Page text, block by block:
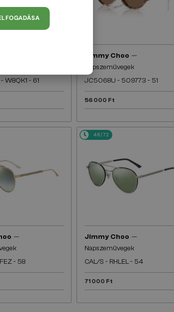
W8QK1 - 61
Jimmy Choo —
Napszemüvegek
JC5068U - 509773 - 51
56 000 Ft
—
- 58
48/72
Jimmy Choo —
Napszemüvegek
CAL/S - RHLEL - 54
71 000 Ft